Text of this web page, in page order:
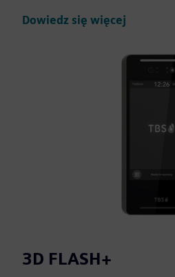
Dowiedz się więcej
3D FLASH+